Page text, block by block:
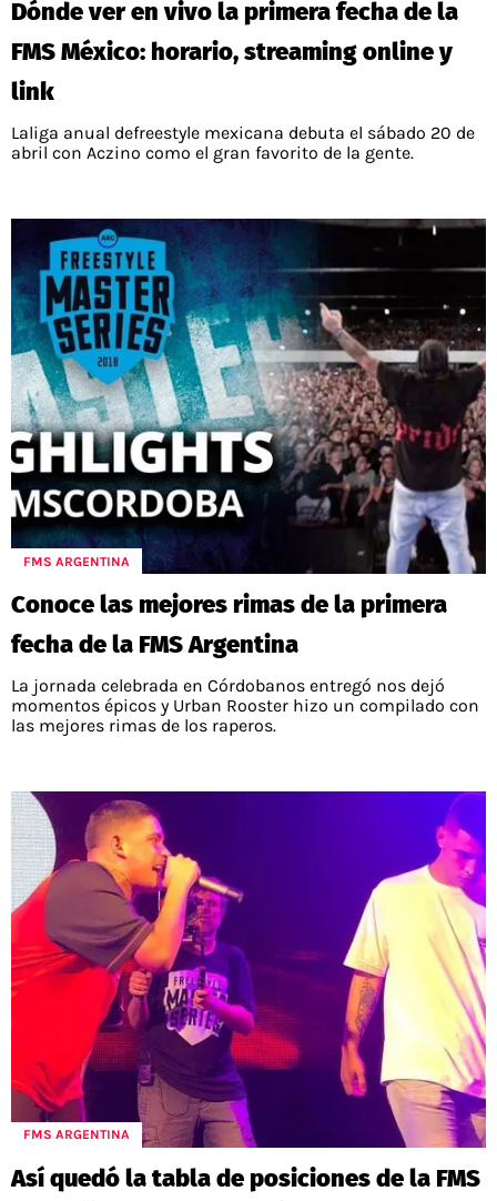
PALESTINO
UNION ESPAÑOLA
GUÍAS
PRONÓSTICOS
COPA LIBERTADORES
COPA SUDAMERICANA
CHAMPIONS LEAGUE
EUROPA LEAGUE
SERIE A
LA LIGA
CHILENOS EN EL EXTERIOR
CHILENOS POR EL MUNDO
ALEXIS SANCHEZ
DAMIAN PIZARRO
MERCADO DE FICHAJES
TENIS
FEMENINO
QUIENES SOMOS
STAFF
TÉRMINOS Y CONDICIONES
AGENDA
POLÍTICAS DE PRIVACIDAD
POLÍTICA EDITORIAL
PUBLICIDAD / ADS
CONTACTO
ENTREVISTAS
SELECCIÓN CHILENA
COLO COLO
UNIVERSIDAD DE CHILE
UNIVERSIDAD CATÓLICA
CAMPEONATO NACIONAL
RESULTADOS
TABLA DE POSICIONES
APUESTAS
compañía perteneciente a Better Collective.
Todos los derechos reservados
Dónde ver en vivo la primera fecha de la
FMS México: horario, streaming online y
link
Laliga anual defreestyle mexicana debuta el sábado 20 de
abril con Aczino como el gran favorito de la gente.
FMS ARGENTINA
Conoce las mejores rimas de la primera
fecha de la FMS Argentina
La jornada celebrada en Córdobanos entregó nos dejó
momentos épicos y Urban Rooster hizo un compilado con
las mejores rimas de los raperos.
FMS ARGENTINA
Así quedó la tabla de posiciones de la FMS